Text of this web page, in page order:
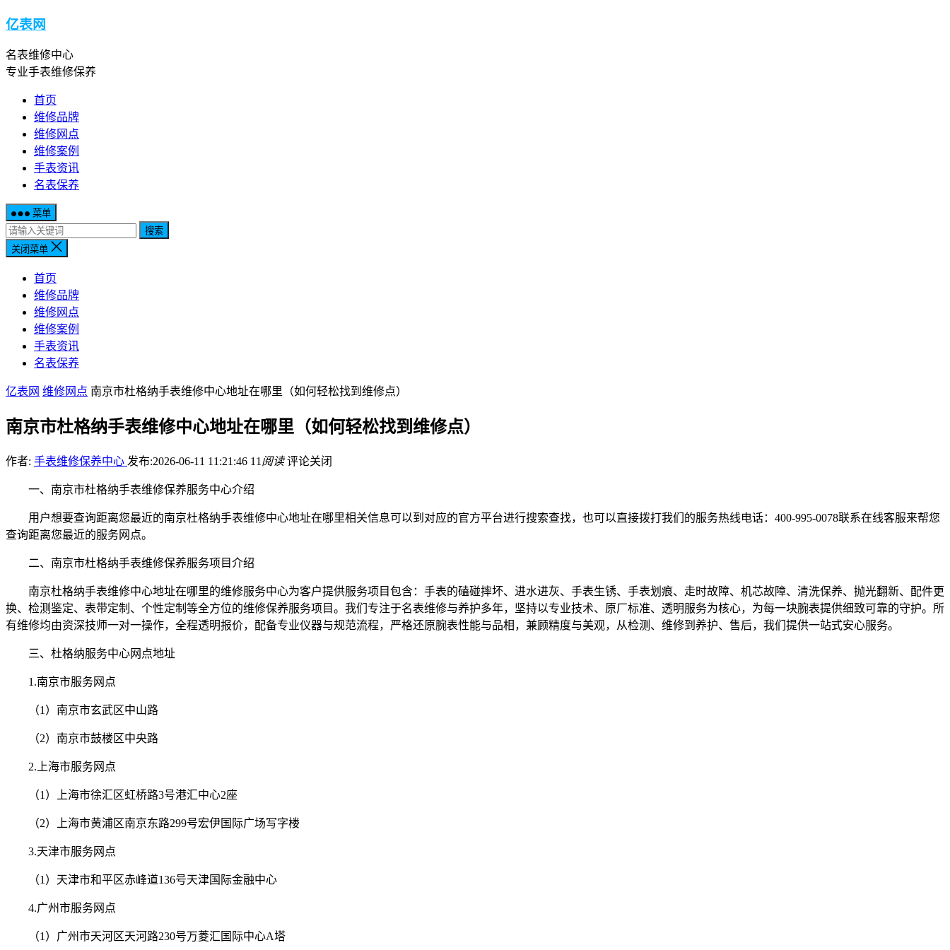
亿表网
名表维修中心
专业手表维修保养
首页
维修品牌
维修网点
维修案例
手表资讯
名表保养
菜单
搜索
关闭菜单
首页
维修品牌
维修网点
维修案例
手表资讯
名表保养
亿表网 维修网点 南京市杜格纳手表维修中心地址在哪里（如何轻松找到维修点）
南京市杜格纳手表维修中心地址在哪里（如何轻松找到维修点）
作者: 手表维修保养中心 发布:2026-06-11 11:21:46 11 阅读 评论关闭
一、南京市杜格纳手表维修保养服务中心介绍
用户想要查询距离您最近的南京杜格纳手表维修中心地址在哪里相关信息可以到对应的官方平台进行搜索查找，也可以直接拨打我们的服务热线电话：400-995-0078联系在线客服来帮您
查询距离您最近的服务网点。
二、南京市杜格纳手表维修保养服务项目介绍
南京杜格纳手表维修中心地址在哪里的维修服务中心为客户提供服务项目包含：手表的磕碰摔坏、进水进灰、手表生锈、手表划痕、走时故障、机芯故障、清洗保养、抛光翻新、配件更
换、检测鉴定、表带定制、个性定制等全方位的维修保养服务项目。我们专注于名表维修与养护多年，坚持以专业技术、原厂标准、透明服务为核心，为每一块腕表提供细致可靠的守护。所
有维修均由资深技师一对一操作，全程透明报价，配备专业仪器与规范流程，严格还原腕表性能与品相，兼顾精度与美观，从检测、维修到养护、售后，我们提供一站式安心服务。
三、杜格纳服务中心网点地址
1.南京市服务网点
（1）南京市玄武区中山路
（2）南京市鼓楼区中央路
2.上海市服务网点
（1）上海市徐汇区虹桥路3号港汇中心2座
（2）上海市黄浦区南京东路299号宏伊国际广场写字楼
3.天津市服务网点
（1）天津市和平区赤峰道136号天津国际金融中心
4.广州市服务网点
（1）广州市天河区天河路230号万菱汇国际中心A塔